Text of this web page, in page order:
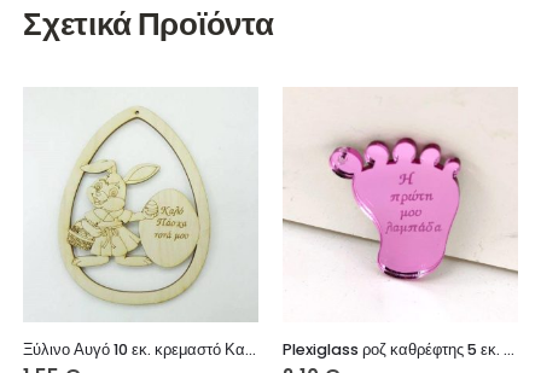
Σχετικά Προϊόντα
Ξύλινο Αυγό 10 εκ. κρεμαστό Καλό Πάσχα Νονά μου (κορίτσι) Plexiglass ροζ καθρέφτης 5 εκ. πατούσα (Η πρώτη μου λαμπάδα)